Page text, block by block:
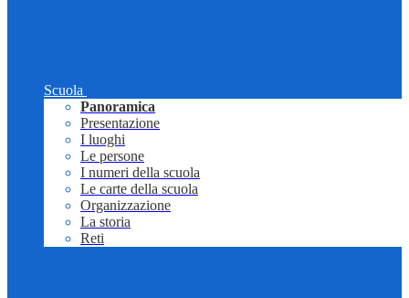
Scuola
Panoramica
Presentazione
I luoghi
Le persone
I numeri della scuola
Le carte della scuola
Organizzazione
La storia
Reti